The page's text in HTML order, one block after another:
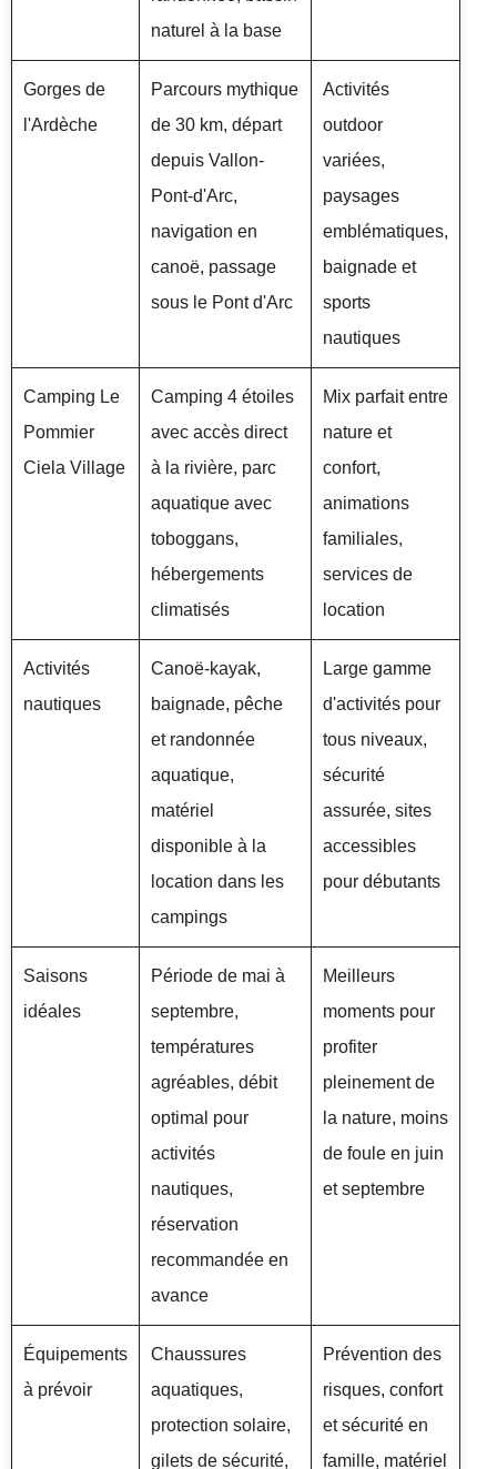
naturel à la base
Gorges de
l'Ardèche
Parcours mythique
de 30 km, départ
depuis Vallon-
Pont-d'Arc,
navigation en
canoë, passage
sous le Pont d'Arc
Activités
outdoor
variées,
paysages
emblématiques,
baignade et
sports
nautiques
Camping Le
Pommier
Ciela Village
Camping 4 étoiles
avec accès direct
à la rivière, parc
aquatique avec
toboggans,
hébergements
climatisés
Mix parfait entre
nature et
confort,
animations
familiales,
services de
location
Activités
nautiques
Canoë-kayak,
baignade, pêche
et randonnée
aquatique,
matériel
disponible à la
location dans les
campings
Large gamme
d'activités pour
tous niveaux,
sécurité
assurée, sites
accessibles
pour débutants
Saisons
idéales
Période de mai à
septembre,
températures
agréables, débit
optimal pour
activités
nautiques,
réservation
recommandée en
avance
Meilleurs
moments pour
profiter
pleinement de
la nature, moins
de foule en juin
et septembre
Équipements
à prévoir
Chaussures
aquatiques,
protection solaire,
gilets de sécurité,
Prévention des
risques, confort
et sécurité en
famille, matériel